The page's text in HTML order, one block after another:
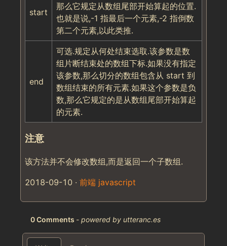
start
那么它规定从数组尾部开始算起的位置.
也就是说,-1 指最后一个元素,-2 指倒数
第二个元素,以此类推.
end
可选.规定从何处结束选取.该参数是数
组片断结束处的数组下标.如果没有指定
该参数,那么切分的数组包含从 start 到
数组结束的所有元素.如果这个参数是负
数,那么它规定的是从数组尾部开始算起
的元素.
注意
该方法并不会修改数组,而是返回一个子数组.
2018-09-10 ∙ 前端 javascript